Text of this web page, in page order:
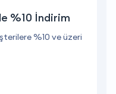
%10 İndirim
%10 ve üzeri